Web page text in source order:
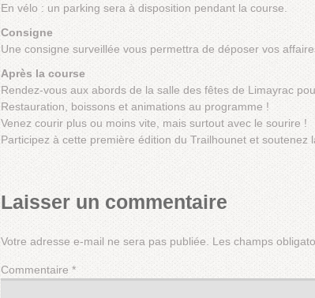
En vélo : un parking sera à disposition pendant la course.
Consigne
Une consigne surveillée vous permettra de déposer vos
Après la course
Rendez-vous aux abords de la salle des fêtes de Limayrac
Restauration, boissons et animations au programme !
Venez courir plus ou moins vite, mais surtout avec le sourire !
Participez à cette première édition du Trailhounet et
Laisser un commentaire
Votre adresse e-mail ne sera pas publiée. Les champs
Commentaire *